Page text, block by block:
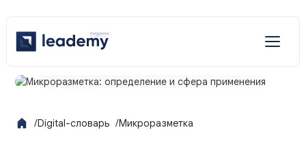
/Digital-словарь /Микроразметка